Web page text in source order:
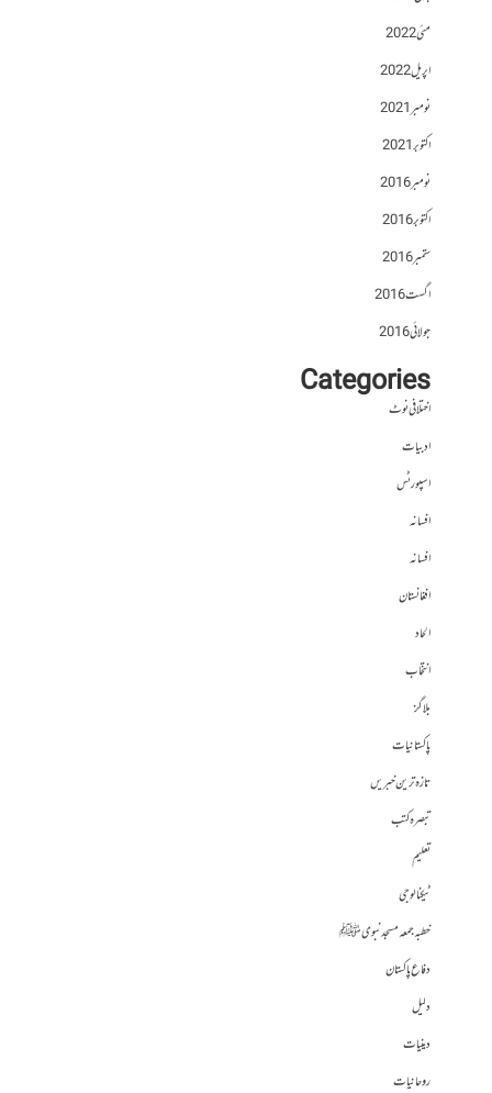
مئی 2022
اپریل 2022
نومبر 2021
اکتوبر 2021
نومبر 2016
اکتوبر 2016
ستمبر 2016
اگست 2016
جولائی 2016
Categories
اختلافی نوٹ
ادبیات
اسپورٹس
افسانہ
افسانہ
افغانستان
الحاد
انتخاب
بلاگز
پاکستانیات
تازہ ترین خبریں
تبصرہ کتب
تعلیم
ٹیکنالوجی
خطبہ جمعہ مسجد نبوی ﷺ
دفاع پاکستان
دلیل
دینیات
روحانیات